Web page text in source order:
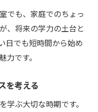
でも、家庭でのちょっ
、将来の学力の土台と
日でも短時間から始め
です。
を考える
学ぶ大切な時期です。